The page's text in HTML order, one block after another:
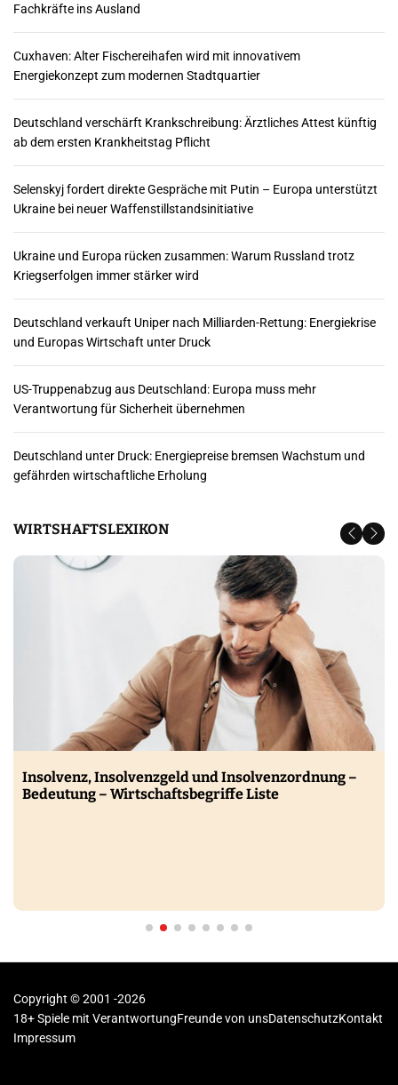
Fachkräfte ins Ausland
Cuxhaven: Alter Fischereihafen wird mit innovativem
Energiekonzept zum modernen Stadtquartier
Deutschland verschärft Krankschreibung: Ärztliches Attest künftig
ab dem ersten Krankheitstag Pflicht
Selenskyj fordert direkte Gespräche mit Putin – Europa unterstützt
Ukraine bei neuer Waffenstillstandsinitiative
Ukraine und Europa rücken zusammen: Warum Russland trotz
Kriegserfolgen immer stärker wird
Deutschland verkauft Uniper nach Milliarden-Rettung: Energiekrise
und Europas Wirtschaft unter Druck
US-Truppenabzug aus Deutschland: Europa muss mehr
Verantwortung für Sicherheit übernehmen
Deutschland unter Druck: Energiepreise bremsen Wachstum und
gefährden wirtschaftliche Erholung
WIRTSHAFTSLEXIKON
Insolvenz, Insolvenzgeld und Insolvenzordnung –
Bedeutung – Wirtschaftsbegriffe Liste
Copyright © 2001 -2026
18+ Spiele mit VerantwortungFreunde von unsDatenschutzKontakt
Impressum